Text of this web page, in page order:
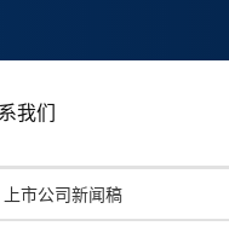
我们
上市公司新闻稿